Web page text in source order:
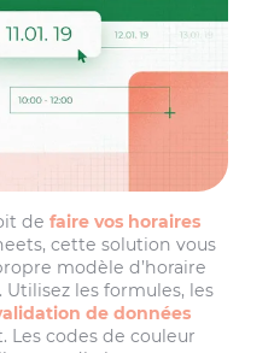
defaire vos horaires
cette solution vous
modèle d’horaire
les formules, les
de données
Les codes de couleur